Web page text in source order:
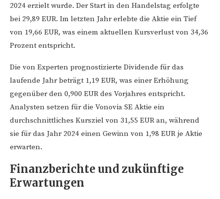
2024 erzielt wurde. Der Start in den Handelstag erfolgte
bei 29,89 EUR. Im letzten Jahr erlebte die Aktie ein Tief
von 19,66 EUR, was einem aktuellen Kursverlust von 34,36
Prozent entspricht.
Die von Experten prognostizierte Dividende für das
laufende Jahr beträgt 1,19 EUR, was einer Erhöhung
gegenüber den 0,900 EUR des Vorjahres entspricht.
Analysten setzen für die Vonovia SE Aktie ein
durchschnittliches Kursziel von 31,55 EUR an, während
sie für das Jahr 2024 einen Gewinn von 1,98 EUR je Aktie
erwarten.
Finanzberichte und zukünftige
Erwartungen